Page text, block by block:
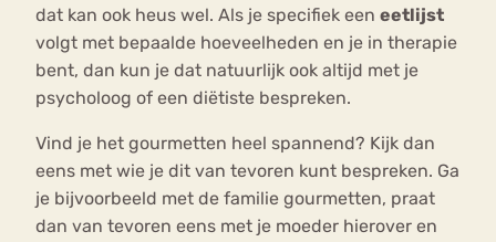
dat kan ook heus wel. Als je specifiek een eetlijst
volgt met bepaalde hoeveelheden en je in therapie
bent, dan kun je dat natuurlijk ook altijd met je
psycholoog of een diëtiste bespreken.
Vind je het gourmetten heel spannend? Kijk dan
eens met wie je dit van tevoren kunt bespreken. Ga
je bijvoorbeeld met de familie gourmetten, praat
dan van tevoren eens met je moeder hierover en